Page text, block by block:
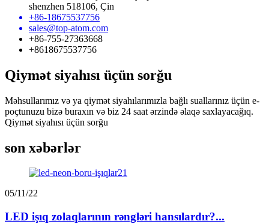
shenzhen 518106, Çin
+86-18675537756
sales@top-atom.com
+86-755-27363668
+8618675537756
Qiymət siyahısı üçün sorğu
Məhsullarımız və ya qiymət siyahılarımızla bağlı suallarınız üçün e-
poçtunuzu bizə buraxın və biz 24 saat ərzində əlaqə saxlayacağıq.
Qiymət siyahısı üçün sorğu
son xəbərlər
05/11/22
LED işıq zolaqlarının rəngləri hansılardır?...